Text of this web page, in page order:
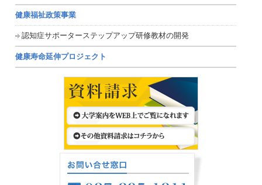
健康福祉政策事業
認知症サポーターステップアップ研修教材の開発
健康寿命延伸プロジェクト